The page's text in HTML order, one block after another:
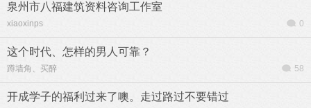
泉州市八福建筑资料咨询工作室
xiaoxinps 0
这个时代、怎样的男人可靠？
蹲墙角、买醉 58
开成学子的福利过来了噢。走过路过不要错过